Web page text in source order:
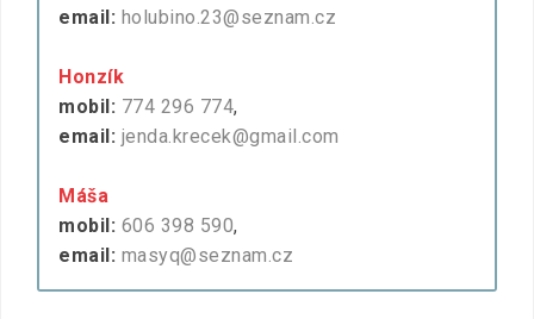
email: holubino.23@seznam.cz
Honzík
mobil: 774 296 774,
email: jenda.krecek@gmail.com
Máša
mobil: 606 398 590,
email: masyq@seznam.cz